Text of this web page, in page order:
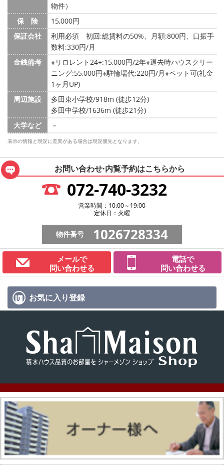
物件）
保 険
15,000円
保証会社
利用必須 初回:総賃料の50%、月額:800円、口振手
数料:330円/月
金銭備考
※リロレント24+:15,000円/2年※退去時ハウスクリー
ニング:55,000円※駐輪場代:220円/月※ペット可(礼金
1ヶ月UP)
周辺施設
多田東小学校/918m (徒歩12分)
多田中学校/1636m (徒歩21分)
大学など
－
表示の情報と現況に差異がある場合は現況優先となります。
お問い合わせ·内覧予約はこちらから
072-740-3232
営業時間：10:00～19:00
定休日：火曜
物件番号 1026728334
メールで
問い合わせる
電話で
問い合わせる
お気に入り登録